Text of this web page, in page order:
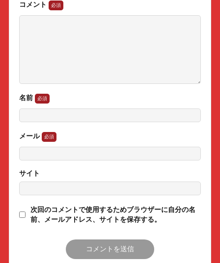
コメント
名前
メール
サイト
次回のコメントで使用するためブラウザーに自分の名
前、メールアドレス、サイトを保存する。